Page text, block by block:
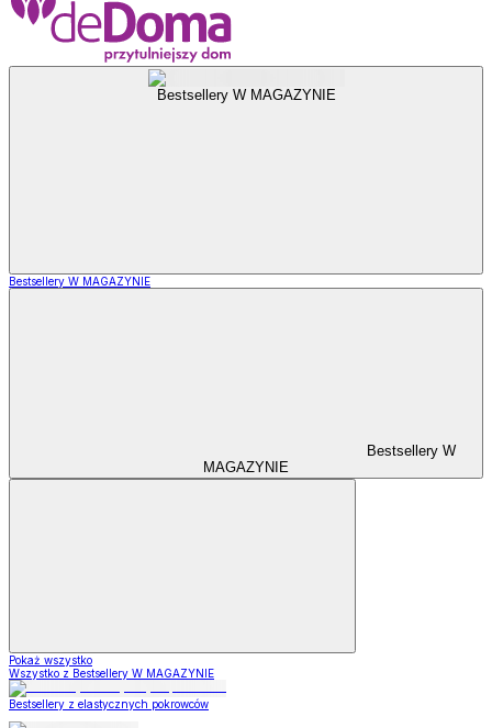
Bestsellery W MAGAZYNIE
Bestsellery W MAGAZYNIE
Bestsellery W
MAGAZYNIE
Pokaż wszystko
Wszystko z Bestsellery W MAGAZYNIE
Bestsellery z elastycznych pokrowców